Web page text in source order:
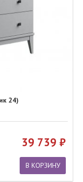
24)
39 739
В КОРЗИНУ